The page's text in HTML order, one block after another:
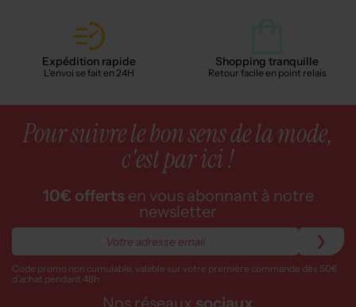
Expédition rapide
L'envoi se fait en 24H
Shopping tranquille
Retour facile en point relais
Pour suivre le bon sens de la mode,
c'est par ici !
10€ offerts en vous abonnant à notre
newsletter
Code promo non cumulable, valable sur votre première commande dès 50€
d’achat pendant 48h
Nos réseaux sociaux